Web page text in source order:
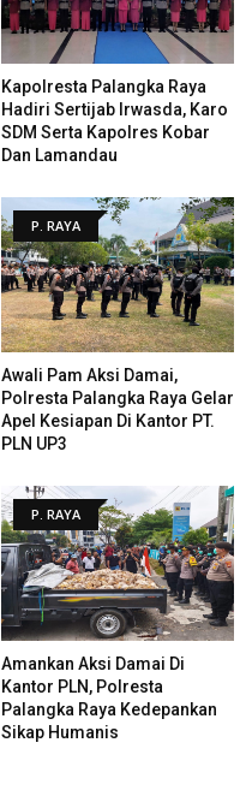
Kapolresta Palangka Raya
Hadiri Sertijab Irwasda, Karo
SDM Serta Kapolres Kobar
Dan Lamandau
P. RAYA
Awali Pam Aksi Damai,
Polresta Palangka Raya Gelar
Apel Kesiapan Di Kantor PT.
PLN UP3
P. RAYA
Amankan Aksi Damai Di
Kantor PLN, Polresta
Palangka Raya Kedepankan
Sikap Humanis